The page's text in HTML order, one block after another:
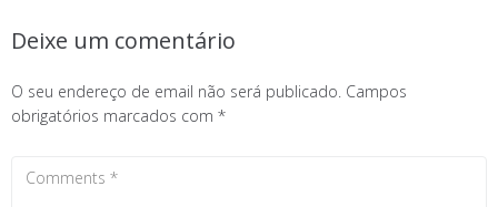
Deixe um comentário
O seu endereço de email não será publicado. Campos
obrigatórios marcados com *